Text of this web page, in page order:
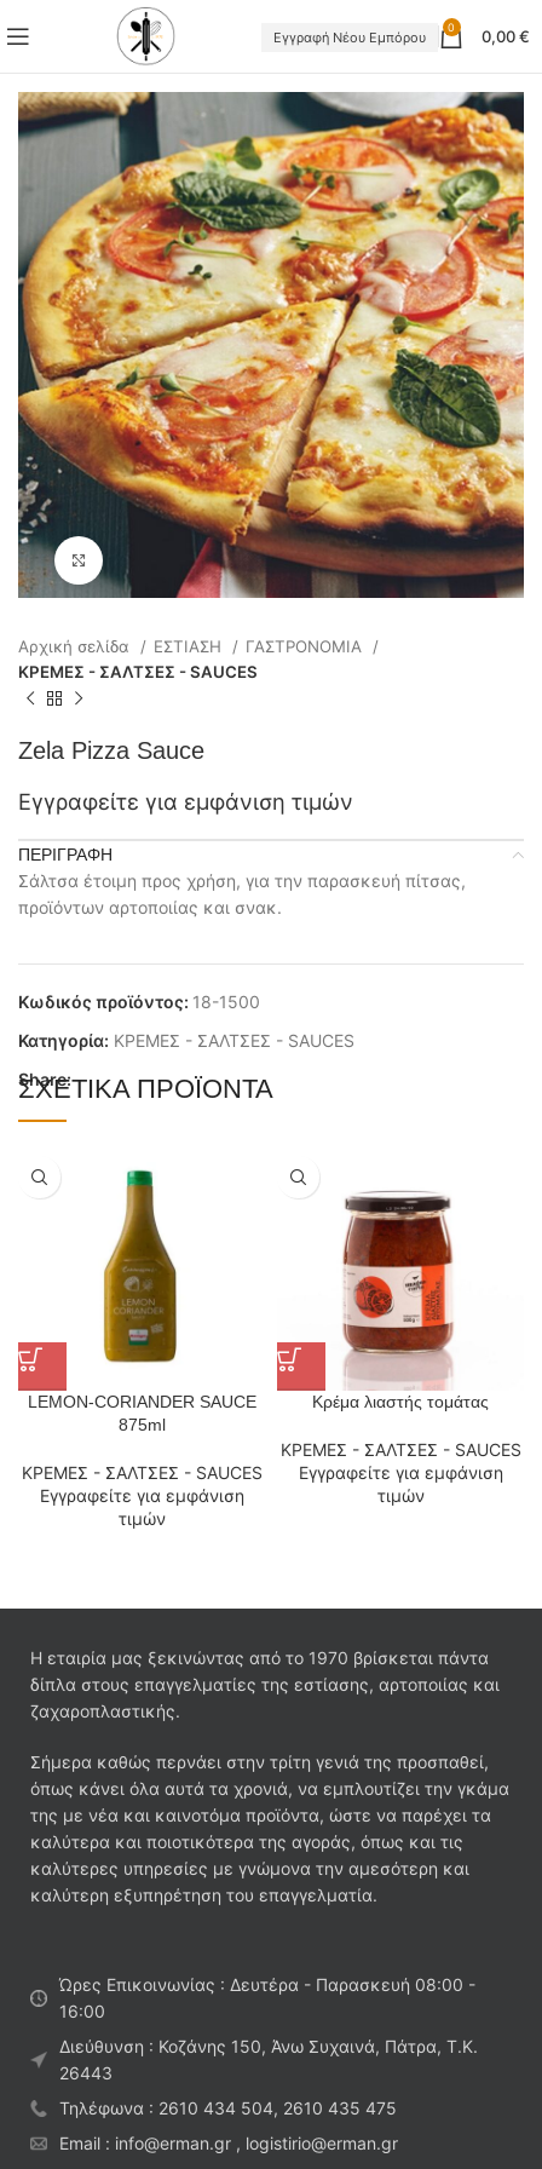
Εγγραφή Νέου Εμπόρου
0 0,00€
Click to enlarge
Αρχική σελίδα ΕΣΤΙΑΣΗ
ΓΑΣΤΡΟΝΟΜΙΑ
ΚΡΕΜΕΣ - ΣΑΛΤΣΕΣ - SAUCES
Zela Pizza Sauce
Εγγραφείτε για εμφάνιση τιμών
ΠΕΡΙΓΡΑΦΉ
Σάλτσα έτοιμη προς χρήση, για την παρασκευή πίτσας,
προϊόντων αρτοποιίας και σνακ.
Κωδικός προϊόντος: 18-1500
Κατηγορία: ΚΡΕΜΕΣ - ΣΑΛΤΣΕΣ - SAUCES
Share:
ΣΧΕΤΙΚΆ ΠΡΟΪΌΝΤΑ
LEMON-CORIANDER SAUCE
875ml
ΚΡΕΜΕΣ - ΣΑΛΤΣΕΣ - SAUCES
Εγγραφείτε για εμφάνιση
τιμών
Κρέμα λιαστής τομάτας
ΚΡΕΜΕΣ - ΣΑΛΤΣΕΣ - SAUCES
Εγγραφείτε για εμφάνιση
τιμών
Η εταιρία μας ξεκινώντας από το 1970 βρίσκεται πάντα
δίπλα στους επαγγελματίες της εστίασης, αρτοποιίας και
ζαχαροπλαστικής.
Σήμερα καθώς περνάει στην τρίτη γενιά της προσπαθεί,
όπως κάνει όλα αυτά τα χρονιά, να εμπλουτίζει την γκάμα
της με νέα και καινοτόμα προϊόντα, ώστε να παρέχει τα
καλύτερα και ποιοτικότερα της αγοράς, όπως και τις
καλύτερες υπηρεσίες με γνώμονα την αμεσότερη και
καλύτερη εξυπηρέτηση του επαγγελματία.
Ώρες Επικοινωνίας : Δευτέρα - Παρασκευή 08:00 -
16:00
Διεύθυνση : Κοζάνης 150, Άνω Συχαινά, Πάτρα, Τ.Κ.
26443
Τηλέφωνα : 2610 434 504, 2610 435 475
Email : info@erman.gr , logistirio@erman.gr